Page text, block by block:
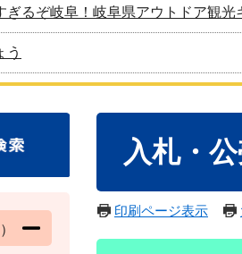
ぎるぞ岐阜！岐阜県アウトドア観光
う
入札・
印刷ページ表示